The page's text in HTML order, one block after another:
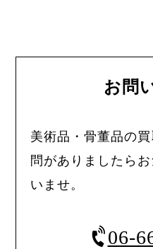
お問
美術品・骨董品の
問がありましたら
いませ。
06-